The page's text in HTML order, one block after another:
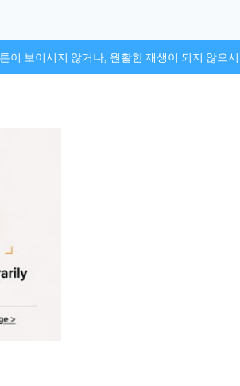
이 보이시지 않거나, 원활한 재생이 되지 않으